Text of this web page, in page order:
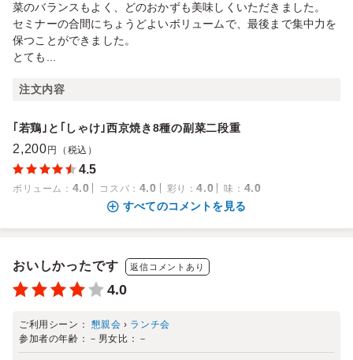
菜のバランスもよく、どのおかずも美味しくいただきました。
セミナーの合間にちょうどよいボリュームで、最後まで集中力を
保つことができました。
とても...
注文内容
｢若鶏｣と｢しゃけ｣西京焼き8種の副菜二段重
2,200 円（税込）
4.5
ボリューム ： 4.0 コスパ ： 4.0 彩り ：4.0 味 ： 4.0
すべてのコメントを見る
おいしかったです 返信コメントあり
4.0
ご利用シーン： 懇親会 › ランチ会
参加者の年齢： － 男女比： －